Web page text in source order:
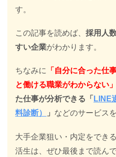
す。
この記事を読めば、 採用人
すい企業がわかります。
ちなみに
「自分に合った仕
と働ける職業がわからない」
た仕事が分析できる「 LINE
料診断）
」 などのサービス
大手企業狙い・内定をでき
活生は、ぜひ最後まで読ん